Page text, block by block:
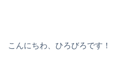
こんにちわ、ひろびろです！